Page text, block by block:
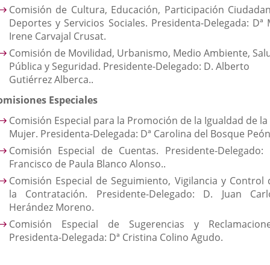
Comisión de Cultura, Educación, Participación
Deportes y Servicios Sociales. Presidenta-Delegada: Dª
Irene Carvajal Crusat.
Comisión de Movilidad, Urbanismo, Medio Ambiente,
Pública y Seguridad. Presidente-Delegado: D. Alberto
Gutiérrez Alberca..
Especiales
Comisión Especial para la Promoción de la Igualdad de la
Mujer. Presidenta-Delegada: Dª Carolina del Bosque
Comisión Especial de Cuentas. Presidente-Delegado:
Francisco de Paula Blanco Alonso..
Comisión Especial de Seguimiento, Vigilancia y Control
la Contratación. Presidente-Delegado: D. Juan
Herández Moreno.
Comisión Especial de Sugerencias y
Presidenta-Delegada: Dª Cristina Colino Agudo.